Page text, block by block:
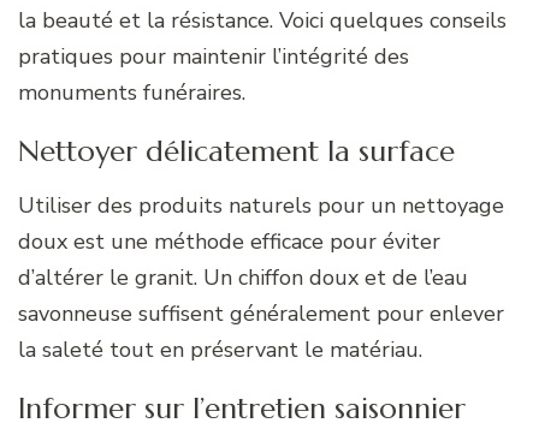
la beauté et la résistance. Voici quelques conseils
pratiques pour maintenir l’intégrité des
monuments funéraires.
Nettoyer délicatement la surface
Utiliser des produits naturels pour un nettoyage
doux est une méthode efficace pour éviter
d’altérer le granit. Un chiffon doux et de l’eau
savonneuse suffisent généralement pour enlever
la saleté tout en préservant le matériau.
Informer sur l’entretien saisonnier